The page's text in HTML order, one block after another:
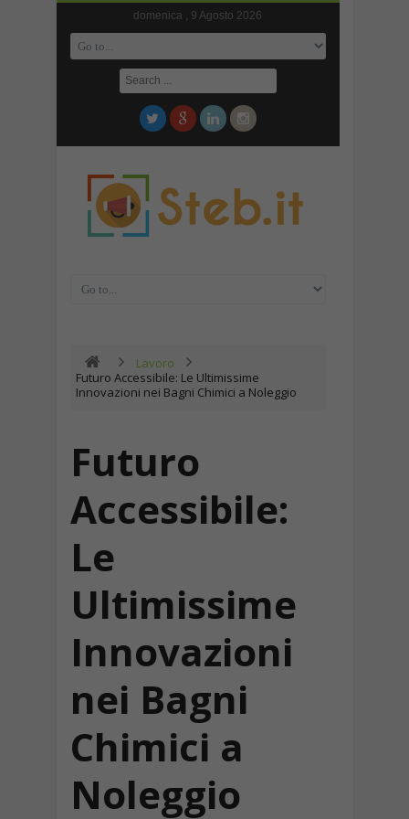
domenica , 9 Agosto 2026
Lavoro
Futuro Accessibile: Le Ultimissime
Innovazioni nei Bagni Chimici a Noleggio
Futuro
Accessibile:
Le
Ultimissime
Innovazioni
nei Bagni
Chimici a
Noleggio